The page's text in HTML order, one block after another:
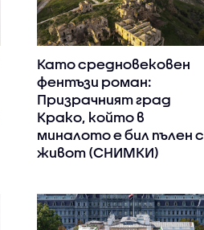
Като средновековен
фентъзи роман:
Призрачният град
Крако, който в
миналото е бил пълен с
живот (СНИМКИ)